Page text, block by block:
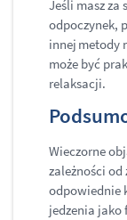
Jeśli masz za
odpoczynek,
innej metody
może być
relaksacji.
Wieczorne
zależności od
odpowiednie
jedzenia jako